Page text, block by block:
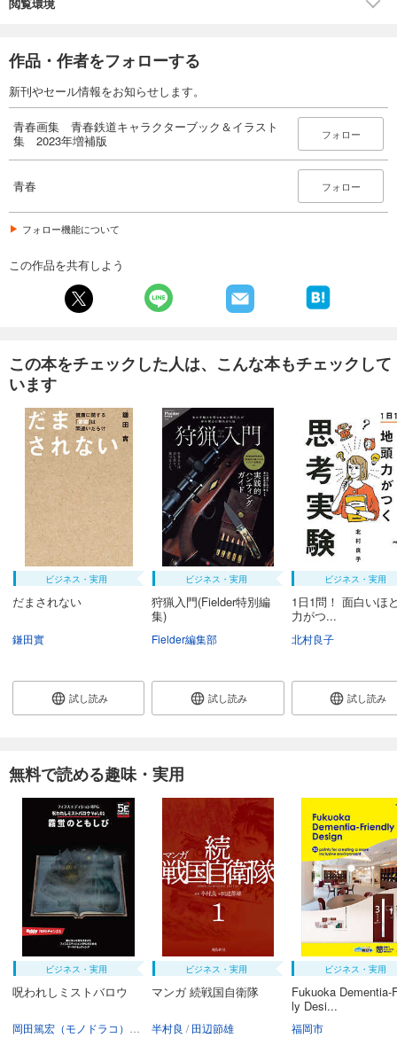
作品・作者をフォローする
新刊やセール情報をお知らせします。
青春画集 青春鉄道キャラクターブック＆イラスト
集 2023年増補版
フォロー
青春 フォロー
フォロー機能について
この作品を共有しよう
この本をチェックした人は、こんな本もチェックして
います
ビジネス・実用
だまされない
鎌田實
試し読み
ビジネス・実用
狩猟入門(Fielder特別編
集)
Fielder編集部
試し読み
ビジネス・実用
1日1問！ 面白いほ
力がつ...
北村良子
試し読み
無料で読める趣味・実用
ビジネス・実用
呪われしミストバロウ
岡田篤宏（モノドラコ）宮﨑樹
ビジネス・実用
マンガ 続戦国自衛隊
半村良 田辺節雄
ビジネス・実用
Fukuoka Dementia-
ly Desi...
福岡市